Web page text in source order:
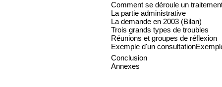
Comment se déroule un
La partie administrative
La demande en 2003 (Bilan)
Trois grands types de troubles
Réunions et groupes de réflexion
Exemple d'un
Conclusion
Annexes